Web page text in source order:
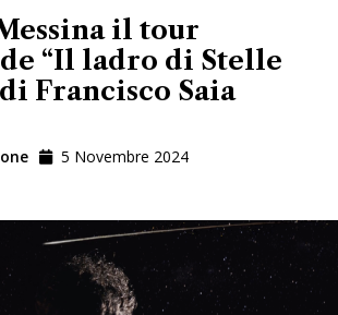
il tour
“Il ladro di Stelle
Francisco Saia
5 Novembre 2024